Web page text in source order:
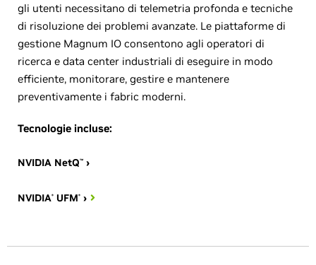
gli utenti necessitano di telemetria profonda e tecniche
di risoluzione dei problemi avanzate. Le piattaforme di
gestione Magnum IO consentono agli operatori di
ricerca e data center industriali di eseguire in modo
efficiente, monitorare, gestire e mantenere
preventivamente i fabric moderni.
Tecnologie incluse:
NVIDIA NetQ™ ›
NVIDIA® UFM® ›